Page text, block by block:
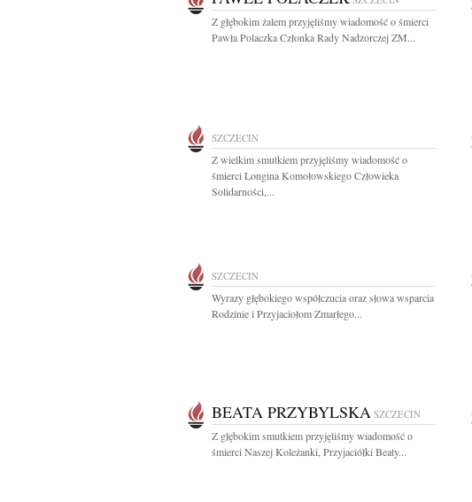
Z głębokim żalem przyjęliśmy wiadomość o śmierci
Pawła Polaczka Członka Rady Nadzorczej ZM...
SZCZECIN
Z wielkim smutkiem przyjęliśmy wiadomość o
śmierci Longina Komołowskiego Człowieka
Solidarności,...
SZCZECIN
Wyrazy głębokiego współczucia oraz słowa wsparcia
Rodzinie i Przyjaciołom Zmarłego...
BEATA PRZYBYLSKA SZCZECIN
Z głębokim smutkiem przyjęliśmy wiadomość o
śmierci Naszej Koleżanki, Przyjaciółki Beaty...